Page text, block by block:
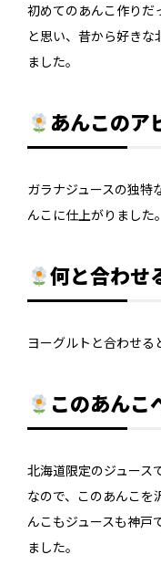
初めてのあんこ作りだ
と思い、昔から好きな
ました。
あんこのア
ガラナジュースの独特
んこに仕上がりました。
何と合わせ
ヨーグルトと合わせる
このあんこ
北海道限定のジュース
なので、このあんこを
んこもジュースも神戸
ました。